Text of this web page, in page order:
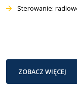
Sterowanie:
ZOBACZ WIĘCEJ